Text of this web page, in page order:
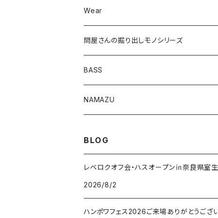
Luckyワームシリーズ
ディープスワイパー
FishLABO
TAKEDA CRAFT
Wear
問屋さんの掘り出しモノシリーズ
BASS
NAMAZU
BLOG
レベロクオフ会・ハスオープン㏌奈良県室
2026/8/2
ハンポワフェス2026ご来場ありがとうござい